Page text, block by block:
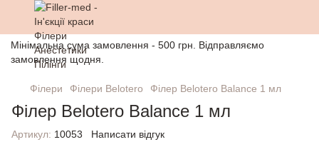
Мінімальна сума замовлення - 500 грн. Відправляємо
замовлення щодня.
Філери Філери Belotero Філер Belotero Balance 1 мл
Філер Belotero Balance 1 мл
Артикул: 10053 Написати відгук